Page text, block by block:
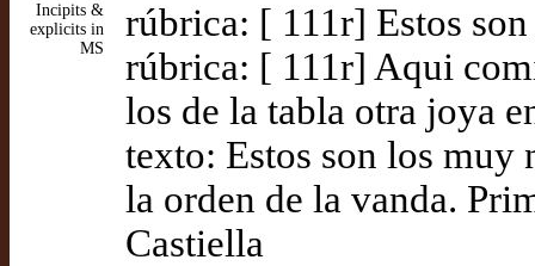
Incipits &
explicits in
MS
rúbrica: [ 111r] Estos
rúbrica: [ 111r] Aqui
los de la tabla otra joya
texto: Estos son los muy
la orden de la vanda.
Castiella